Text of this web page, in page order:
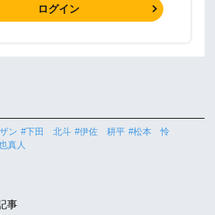
ログイン
ン #下田 北斗 #伊佐 耕平 #松本 怜
真人
事